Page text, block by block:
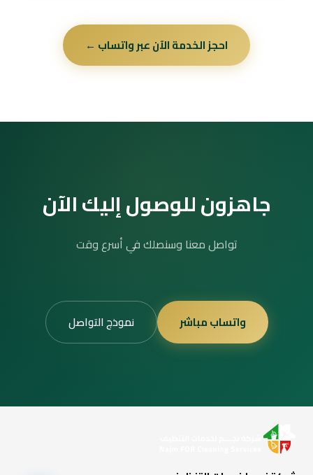
احجز الخدمة الآن عبر واتساب ←
جاهزون للوصول إليك الآن
تواصل معنا وسنصلك في أسرع وقت
واتساب مباشر نموذج التواصل